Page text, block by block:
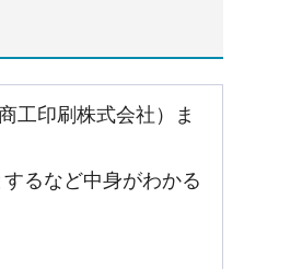
工印刷株式会社）ま
るなど中身がわかる